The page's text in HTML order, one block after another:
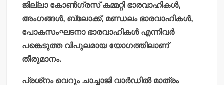
ജില്ലാ കോണ്‍ഗ്രസ് കമ്മറ്റി ഭാരവാഹികള്‍,
അംഗങ്ങള്‍, ബ്ലോക്ക്, മണ്ഡലം ഭാരവാഹികള്‍,
പോകസംഘടനാ ഭാരവാഹികള്‍ എന്നിവര്‍
പങ്കെടുത്ത വിപുലമായ യോഗത്തിലാണ്
തീരുമാനം.
പ്രശ്‌നം വെറും ചാച്ചാജി വാര്‍ഡില്‍ മാത്രം